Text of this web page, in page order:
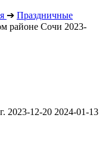
➔ Праздничные
районе Сочи 2023-
2023-12-20 2024-01-13